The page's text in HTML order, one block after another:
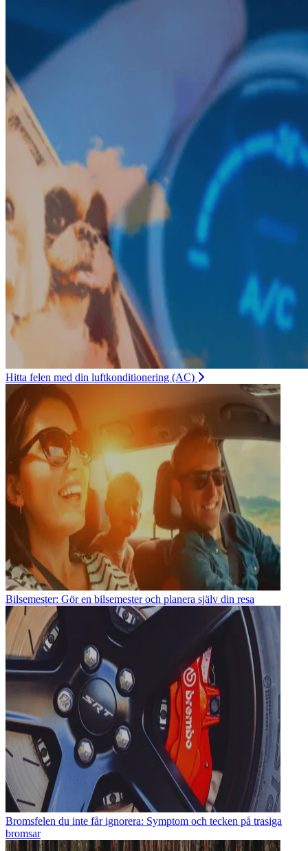
Hitta felen med din luftkonditionering (AC)
Bilsemester: Gör en bilsemester och planera själv din resa
Bromsfelen du inte får ignorera: Symptom och tecken på trasiga
bromsar